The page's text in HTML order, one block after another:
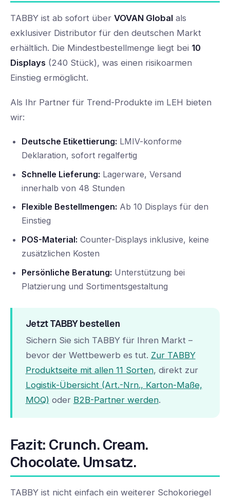
TABBY ist ab sofort über VOVAN Global als
exklusiver Distributor für den deutschen Markt
erhältlich. Die Mindestbestellmenge liegt bei 10
Displays (240 Stück), was einen risikoarmen
Einstieg ermöglicht.
Als Ihr Partner für Trend-Produkte im LEH bieten
wir:
Deutsche Etikettierung: LMIV-konforme
Deklaration, sofort regalfertig
Schnelle Lieferung: Lagerware, Versand
innerhalb von 48 Stunden
Flexible Bestellmengen: Ab 10 Displays für den
Einstieg
POS-Material: Counter-Displays inklusive, keine
zusätzlichen Kosten
Persönliche Beratung: Unterstützung bei
Platzierung und Sortimentsgestaltung
Jetzt TABBY bestellen
Sichern Sie sich TABBY für Ihren Markt –
bevor der Wettbewerb es tut. Zur TABBY
Produktseite mit allen 11 Sorten, direkt zur
Logistik-Übersicht (Art.-Nrn., Karton-Maße,
MOQ) oder B2B-Partner werden.
Fazit: Crunch. Cream.
Chocolate. Umsatz.
TABBY ist nicht einfach ein weiterer Schokoriegel